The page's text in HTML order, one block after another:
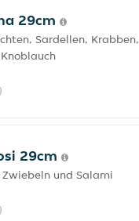
29cm
Sardellen, Krabben,
29cm
und Salami